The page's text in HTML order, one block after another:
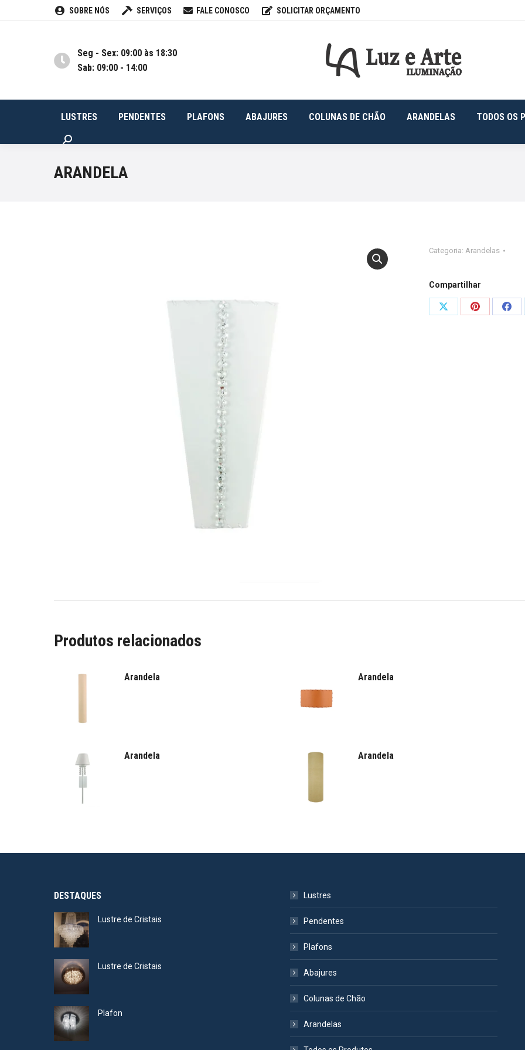
SOBRE NÓS SERVIÇOS FALE CONOSCO SOLICITAR ORÇAMENTO
Seg - Sex: 09:00 às 18:30
Sab: 09:00 - 14:00
LUSTRES PENDENTES PLAFONS ABAJURES COLUNAS DE CHÃO ARANDELAS TODOS OS
Buscar
ARANDELA
Categoria: Arandelas
Compartilhar
Compartilhar
Produtos relacionados
Arandela Arandela
Arandela Arandela
DESTAQUES
Lustre de Cristais
Lustre de Cristais
Plafon
Lustres
Pendentes
Plafons
Abajures
Colunas de Chão
Arandelas
LUSTRES PENDENTES PLAFONS ABAJURES